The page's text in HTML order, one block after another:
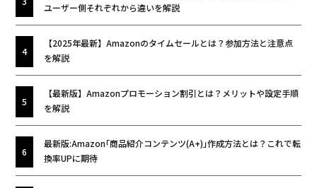
ユーザー側それぞれから違いを解説
【2025年最新】Amazonのタイムセールとは？参加方法と注意点
を解説
【最新版】Amazonプロモーション割引とは？メリットや設定手順
を解説
最新版:Amazon｢商品紹介コンテンツ(A+)｣作成方法とは？これで転
換率UPに期待